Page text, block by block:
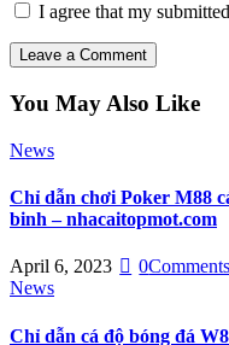
I agree that my
You May Also Like
News
Chỉ dẫn chơi Poker M88
binh – nhacaitopmot.com
April 6, 2023 0Comments
News
Chỉ dẫn cá độ bóng đá